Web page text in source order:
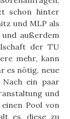
schon hinter
und MLP als
außerdem
der TU
mehr, kann
es nötig, neue
ein paar
und
Pool von
es, diese zu